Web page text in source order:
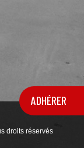
ADHÉRER
droits réservés